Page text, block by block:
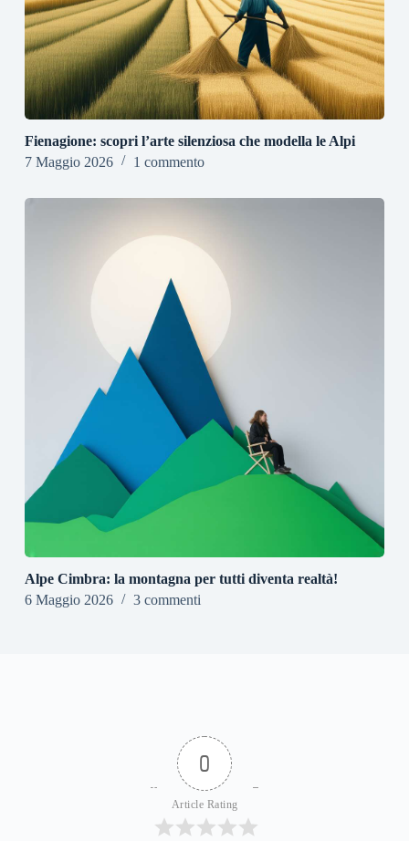
Fienagione: scopri l’arte silenziosa che modella le Alpi
7 Maggio 2026
1 commento
Alpe Cimbra: la montagna per tutti diventa realtà!
6 Maggio 2026
3 commenti
0
Article Rating